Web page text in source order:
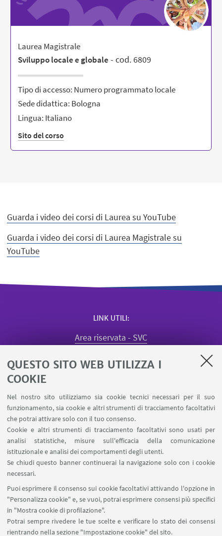
QUESTO SITO WEB UTILIZZA I
COOKIE
Nel nostro sito utilizziamo sia cookie tecnici necessari per il suo
funzionamento, sia cookie e altri strumenti di tracciamento facoltativi
che potrai attivare solo con il tuo consenso.
Cookie e altri strumenti di tracciamento facoltativi sono usati per
analisi statistiche, misure sull'efficacia della comunicazione
istituzionale e analisi dei comportamenti degli utenti.
Se chiudi questo banner continuerai la navigazione solo con i cookie
necessari.
Puoi esprimere il consenso sui cookie facoltativi attivando l'opzione in
"Personalizza cookie" e, se vuoi, potrai esprimere consensi più specifici
in "Mostra cookie di profilazione".
Potrai sempre rivedere le tue scelte e verificare lo stato dei consensi
rientrando nella sezione "Impostazione cookie" del sito.
Laurea Magistrale
Sviluppo locale e globale - cod. 6809
Tipo di accesso: Numero programmato locale
Sede didattica: Bologna
Lingua: Italiano
Sito del corso
Guarda i video dei corsi di Laurea su YouTube
Guarda i video dei corsi di Laurea Magistrale su
YouTube
LINK UTILI
Area riservata - SVC
Quadro utilizzo aule
Prenotazione sale dottorandi e assegnisti
Prenotazione Spazi Condivisi SPS
SEGUI IL DIPARTIMENTO SU:
SEGUI UNIBO SU:
APP: